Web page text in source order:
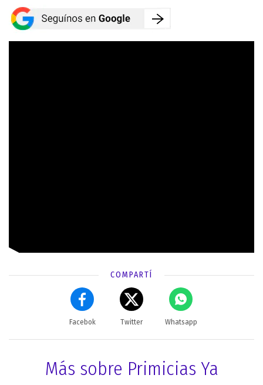
COMPARTÍ
Facebok Twitter Whatsapp
Más sobre Primicias Ya